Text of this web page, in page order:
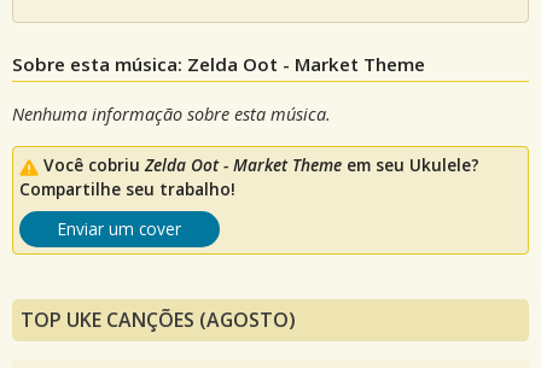
Sobre esta música: Zelda Oot - Market Theme
Nenhuma informação sobre esta música.
Você cobriuZelda Oot - Market Theme em seu Ukulele?
Compartilhe seu trabalho!
Enviar um cover
TOP UKE CANÇÕES (AGOSTO)